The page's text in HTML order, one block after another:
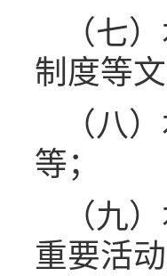
（七
制度等
（八
等；
（九
重要活